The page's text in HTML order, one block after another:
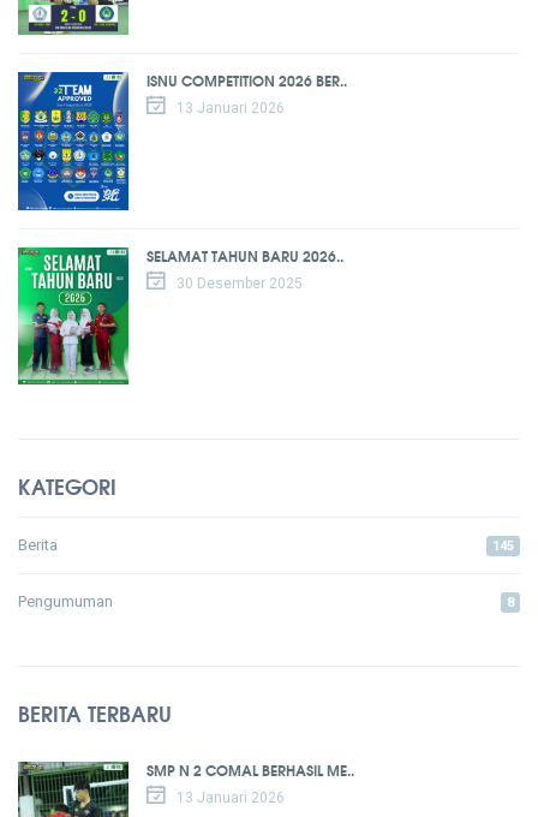
ISNU COMPETITION 2026 BER..
13 Januari 2026
SELAMAT TAHUN BARU 2026..
30 Desember 2025
KATEGORI
Berita 145
Pengumuman 8
BERITA TERBARU
SMP N 2 COMAL BERHASIL ME..
13 Januari 2026